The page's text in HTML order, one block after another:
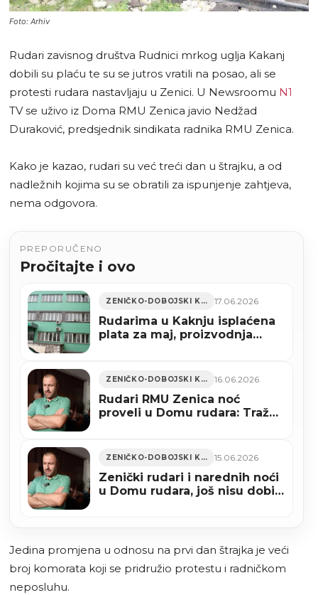
Foto: Arhiv
Rudari zavisnog društva Rudnici mrkog uglja Kakanj
dobili su plaću te su se jutros vratili na posao, ali se
protesti rudara nastavljaju u Zenici. U Newsroomu N1
TV se uživo iz Doma RMU Zenica javio Nedžad
Duraković, predsjednik sindikata radnika RMU Zenica.
Kako je kazao, rudari su već treći dan u štrajku, a od
nadležnih kojima su se obratili za ispunjenje zahtjeva,
nema odgovora.
PREPORUČENO
Pročitajte i ovo
ZENIČKO-DOBOJSKI KANTON 17.06.2026
Rudarima u Kaknju isplaćena
plata za maj, proizvodnja
ZENIČKO-DOBOJSKI KANTON 16.06.2026
Rudari RMU Zenica noć
proveli u Domu rudara: Traže
ZENIČKO-DOBOJSKI KANTON 15.06.2026
Zenički rudari i narednih noći
u Domu rudara, još nisu dobili
Jedina promjena u odnosu na prvi dan štrajka je veći
broj komorata koji se pridružio protestu i radničkom
neposluhu.